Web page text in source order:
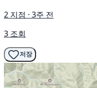
2 지점 · 3주 전
3 조회
저장